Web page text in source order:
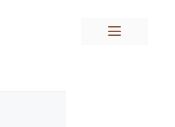
Menu